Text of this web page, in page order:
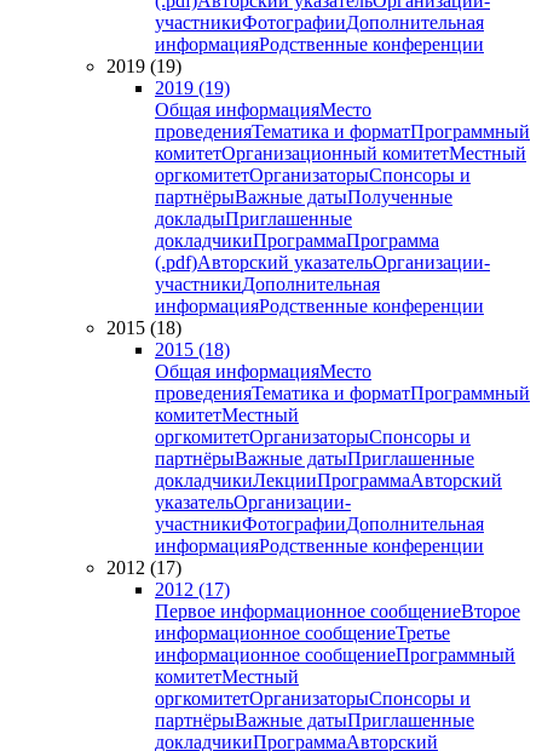
участникиФотографииДополнительная
информацияРодственные конференции
2019 (19)
2019 (19)
Общая информацияМесто
проведенияТематика и форматПрограммный
комитетОрганизационный комитетМестный
оргкомитетОрганизаторыСпонсоры и
партнёрыВажные датыПолученные
докладыПриглашенные
докладчикиПрограммаПрограмма
(.pdf)Авторский указательОрганизации-
участникиДополнительная
информацияРодственные конференции
2015 (18)
2015 (18)
Общая информацияМесто
проведенияТематика и форматПрограммный
комитетМестный
оргкомитетОрганизаторыСпонсоры и
партнёрыВажные датыПриглашенные
докладчикиЛекцииПрограммаАвторский
указательОрганизации-
участникиФотографииДополнительная
информацияРодственные конференции
2012 (17)
2012 (17)
Первое информационное сообщениеВторое
информационное сообщениеТретье
информационное сообщениеПрограммный
комитетМестный
оргкомитетОрганизаторыСпонсоры и
партнёрыВажные датыПриглашенные
докладчикиПрограммаАвторский